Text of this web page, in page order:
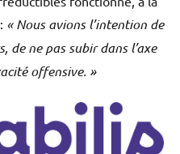
« Nous avions l’intention de
de ne pas subir dans l’axe
offensive. »